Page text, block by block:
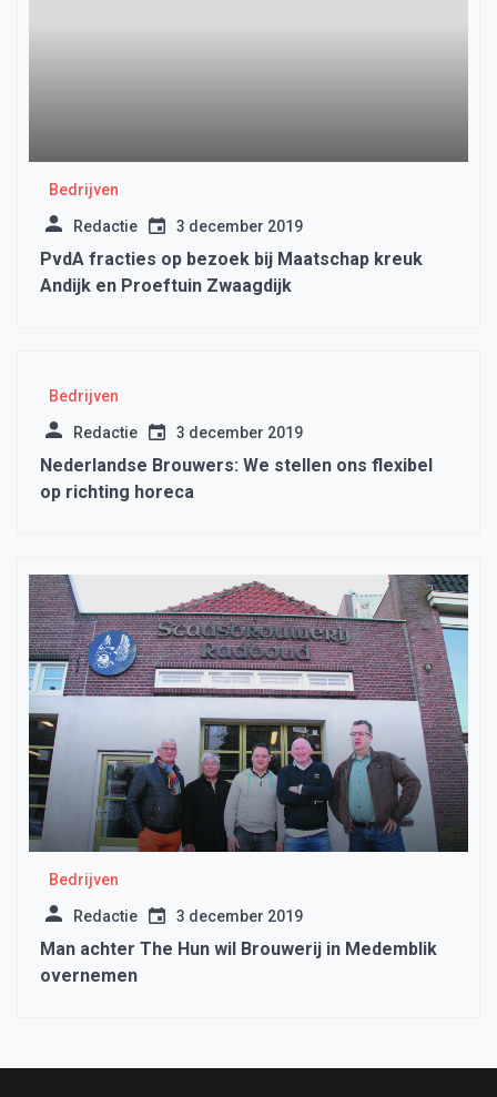
Bedrijven
Redactie 3 december 2019
PvdA fracties op bezoek bij Maatschap kreuk
Andijk en Proeftuin Zwaagdijk
Bedrijven
Redactie 3 december 2019
Nederlandse Brouwers: We stellen ons flexibel
op richting horeca
Bedrijven
Redactie 3 december 2019
Man achter The Hun wil Brouwerij in Medemblik
overnemen